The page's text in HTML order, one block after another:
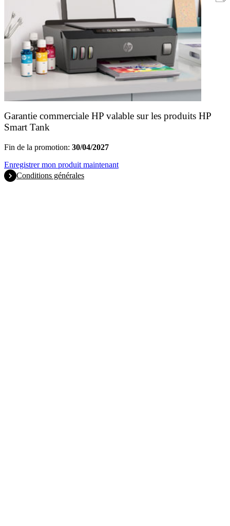
Garantie commerciale HP valable sur les produits HP
Smart Tank
Fin de la promotion: 30/04/2027
Enregistrer mon produit maintenant
Conditions générales